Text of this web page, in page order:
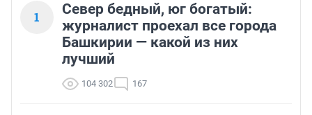
1
Север бедный, юг богатый:
журналист проехал все города
Башкирии — какой из них
лучший
104 302 167